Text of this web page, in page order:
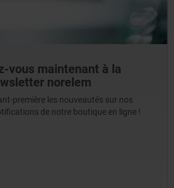
vous maintenant à la
norelem
première les nouveautés sur nos
de notre boutique en ligne !